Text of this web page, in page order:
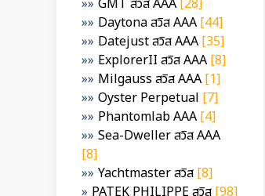
GMT สวิส AAA [28]
Daytona สวิส AAA [44]
Datejust สวิส AAA [35]
ExplorerII สวิส AAA [8]
Milgauss สวิส AAA [1]
Oyster Perpetual [7]
Phantomlab AAA [4]
Sea-Dweller สวิส AAA
[8]
Yachtmaster สวิส [8]
PATEK PHILIPPE สวิส [98]